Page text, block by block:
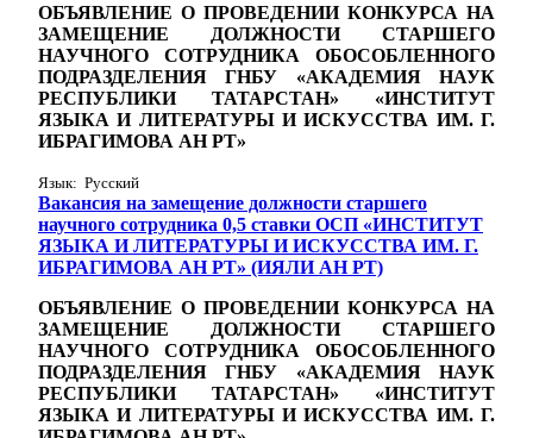
ОБЪЯВЛЕНИЕ О ПРОВЕДЕНИИ КОНКУРСА НА
ЗАМЕЩЕНИЕ ДОЛЖНОСТИ СТАРШЕГО
НАУЧНОГО СОТРУДНИКА ОБОСОБЛЕННОГО
ПОДРАЗДЕЛЕНИЯ ГНБУ «АКАДЕМИЯ НАУК
РЕСПУБЛИКИ ТАТАРСТАН» «ИНСТИТУТ
ЯЗЫКА И ЛИТЕРАТУРЫ И ИСКУССТВА ИМ. Г.
ИБРАГИМОВА АН РТ»
Язык: Русский
Вакансия на замещение должности старшего
научного сотрудника 0,5 ставки ОСП «ИНСТИТУТ
ЯЗЫКА И ЛИТЕРАТУРЫ И ИСКУССТВА ИМ. Г.
ИБРАГИМОВА АН РТ» (ИЯЛИ АН РТ)
ОБЪЯВЛЕНИЕ О ПРОВЕДЕНИИ КОНКУРСА НА
ЗАМЕЩЕНИЕ ДОЛЖНОСТИ СТАРШЕГО
НАУЧНОГО СОТРУДНИКА ОБОСОБЛЕННОГО
ПОДРАЗДЕЛЕНИЯ ГНБУ «АКАДЕМИЯ НАУК
РЕСПУБЛИКИ ТАТАРСТАН» «ИНСТИТУТ
ЯЗЫКА И ЛИТЕРАТУРЫ И ИСКУССТВА ИМ. Г.